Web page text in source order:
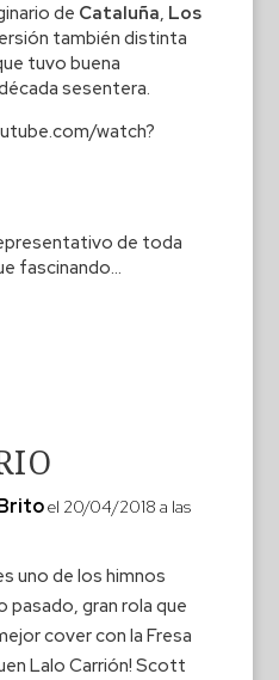
de Cataluña, Los
también distinta
tuvo buena
sesentera.
watch?
de toda
fascinando…
el 20/04/2018 a las
uno de los himnos
pasado, gran rola que
cover con la Fresa
Lalo Carrión! Scott